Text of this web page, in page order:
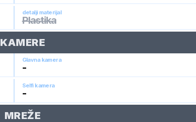
detalji materijal
Plastika
KAMERE
Glavna kamera
-
Selfi kamera
-
MREŽE